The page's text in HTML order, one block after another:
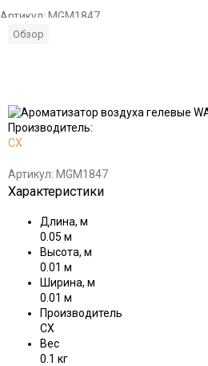
Артикул: MGM1847
Обзор
в
избранное
к
сравнению
Производитель:
CX
Артикул: MGM1847
Характеристики
Длина, м
0.05 м
Высота, м
0.01 м
Ширина, м
0.01 м
Производитель
CX
Вес
0.1 кг